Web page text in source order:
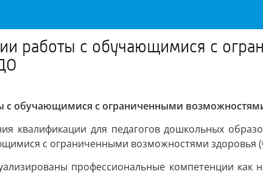
работы с обучающимися с
с обучающимися с ограниченными
квалификации для педагогов дошкольных
с ограниченными возможностями здоровья
профессиональные компетенции как